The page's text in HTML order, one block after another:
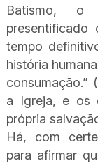
Batismo, o
tempo
história
consumação.”
a Igreja, e os
própria
Há, com
para afirmar